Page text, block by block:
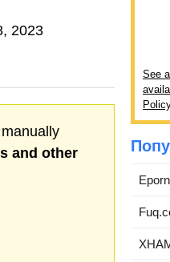
2023
and other
See
Policy